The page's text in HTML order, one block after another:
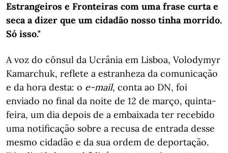
Estrangeiros e Fronteiras com uma frase curta e
seca a dizer que um cidadão nosso tinha morrido.
Só isso."
A voz do cônsul da Ucrânia em Lisboa, Volodymyr
Kamarchuk, reflete a estranheza da comunicação
e da hora desta: o e-mail, conta ao DN, foi
enviado no final da noite de 12 de março, quinta-
feira, um dia depois de a embaixada ter recebido
uma notificação sobre a recusa de entrada desse
mesmo cidadão e da sua ordem de deportação.